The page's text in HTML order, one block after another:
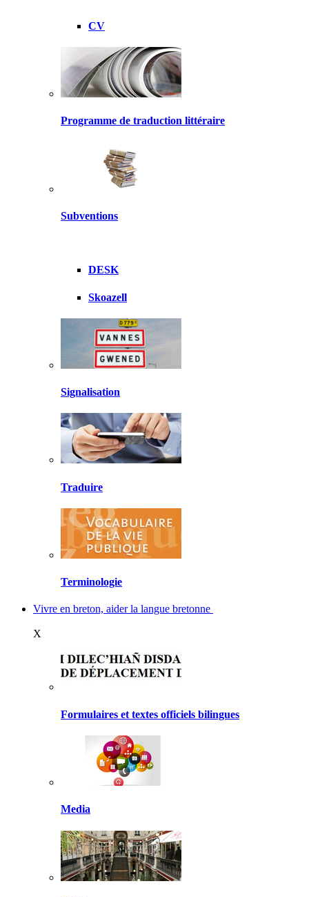
CV
Programme de traduction littéraire
Subventions
DESK
Skoazell
Signalisation
Traduire
Terminologie
Vivre en breton, aider la langue bretonne
X
Formulaires et textes officiels bilingues
Media